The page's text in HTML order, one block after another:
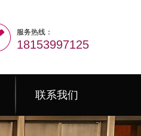
服务热线：
18153997125
联系我们